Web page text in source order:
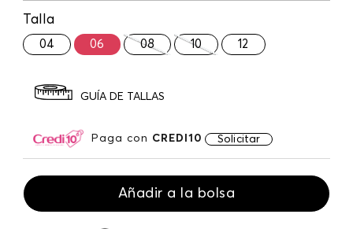
Talla
04 06 08 10 12
GUÍA DE TALLAS
Paga con CREDI10 Solicitar
Añadir a la bolsa